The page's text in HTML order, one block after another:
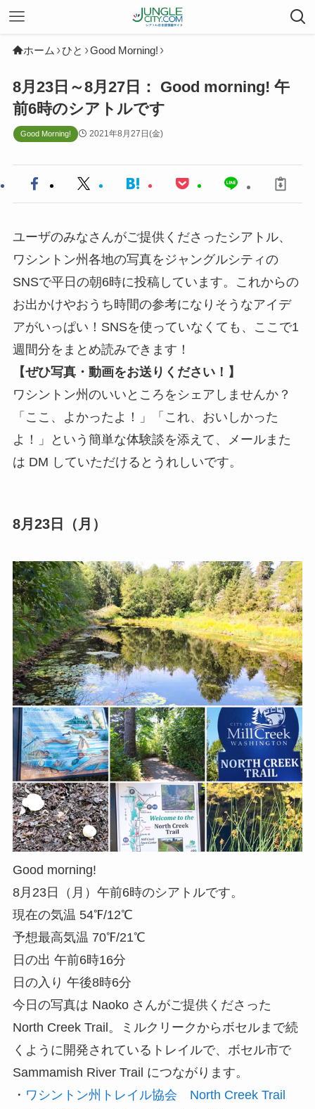
ホーム ひと Good Morning!
8月23日～8月27日： Good morning! 午
前6時のシアトルです
Good Morning! 2021年8月27日(金)
ユーザのみなさんがご提供くださったシアトル、
ワシントン州各地の写真をジャングルシティの
SNSで平日の朝6時に投稿しています。これからの
お出かけやおうち時間の参考になりそうなアイデ
アがいっぱい！SNSを使っていなくても、ここで1
週間分をまとめ読みできます！
【ぜひ写真・動画をお送りください！】
ワシントン州のいいところをシェアしませんか？
「ここ、よかったよ！」「これ、おいしかった
よ！」という簡単な体験談を添えて、メールまた
は DM していただけるとうれしいです。
8月23日（月）
Good morning!
8月23日（月）午前6時のシアトルです。
現在の気温 54℉/12℃
予想最高気温 70℉/21℃
日の出 午前6時16分
日の入り 午後8時6分
今日の写真は Naoko さんがご提供くださった
North Creek Trail。ミルクリークからボセルまで続
くように開発されているトレイルで、ボセル市で
Sammamish River Trail につながります。
・ ワシントン州トレイル協会 North Creek Trail